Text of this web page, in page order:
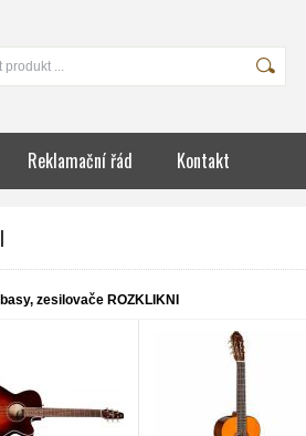
Reklamační řád Kontakt
zesilovače ROZKLIKNI